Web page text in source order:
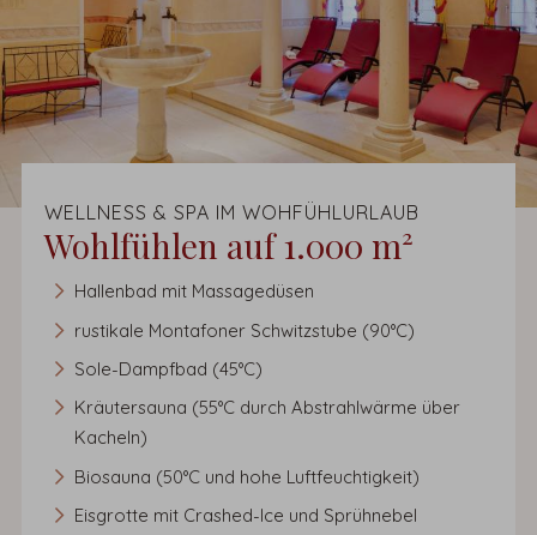
WELLNESS & SPA IM WOHFÜHLURLAUB
Wohlfühlen auf 1.000 m²
Hallenbad mit Massagedüsen
rustikale Montafoner Schwitzstube (90°C)
Sole-Dampfbad (45°C)
Kräutersauna (55°C durch Abstrahlwärme über
Kacheln)
Biosauna (50°C und hohe Luftfeuchtigkeit)
Eisgrotte mit Crashed-Ice und Sprühnebel